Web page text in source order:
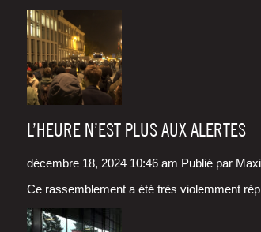
L’HEURE N’EST PLUS AUX ALERTES
décembre 18, 2024 10:46 am Publié par
Ce ras­sem­ble­ment a été très vio­lem­ment